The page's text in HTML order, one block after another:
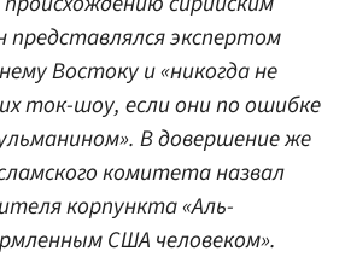
представлялся экспертом
Востоку и «никогда не
ток-шоу, если они по ошибке
В довершение же
комитета назвал
корпункта «Аль-
США человеком».